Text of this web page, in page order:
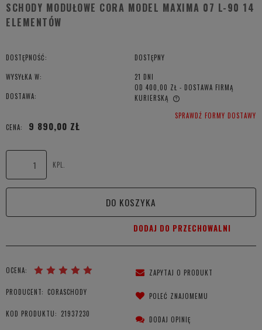
SCHODY MODUŁOWE CORA MODEL MAXIMA 07 L-90 14
ELEMENTÓW
DOSTĘPNOŚĆ: DOSTĘPNY
WYSYŁKA W: 21 DNI
DOSTAWA:
OD 400,00 ZŁ - DOSTAWA FIRMĄ
KURIERSKĄ
CENA NIE ZAWIERA EWENTUALNYCH KOSZTÓW PŁATNOŚCISPRAWDŹ FORMY DOSTAWY
CENA:
9 890,00 ZŁ
KPL.
DO KOSZYKA
DODAJ DO PRZECHOWALNI
OCENA:
PRODUCENT: CORASCHODY
KOD PRODUKTU: 21937230
ZAPYTAJ O PRODUKT
POLEĆ ZNAJOMEMU
DODAJ OPINIĘ